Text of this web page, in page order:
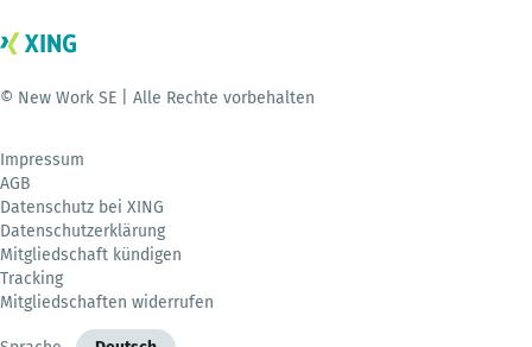
© New Work SE | Alle Rechte vorbehalten
Impressum
AGB
Datenschutz bei XING
Datenschutzerklärung
Mitgliedschaft kündigen
Tracking
Mitgliedschaften widerrufen